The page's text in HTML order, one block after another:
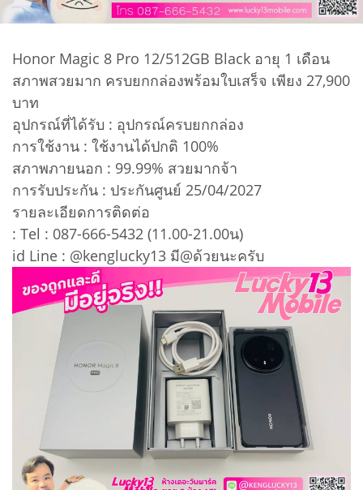
Honor Magic 8 Pro 12/512GB Black อายุ 1 เดือน
สภาพสวยมาก ครบยกกล่องพร้อมใบเสร็จ เพียง 27,900
บาท
อุปกรณ์ที่ได้รับ : อุปกรณ์ครบยกกล่อง
การใช้งาน : ใช้งานได้ปกติ 100%
สภาพภายนอก : 99.99% สวยมากจ้า
การรับประกัน : ประกันศูนย์ 25/04/2027
รายละเอียดการติดต่อ
: Tel : 087-666-5432 (11.00-21.00น)
id Line : @kenglucky13 มี@ด้วยนะครับ